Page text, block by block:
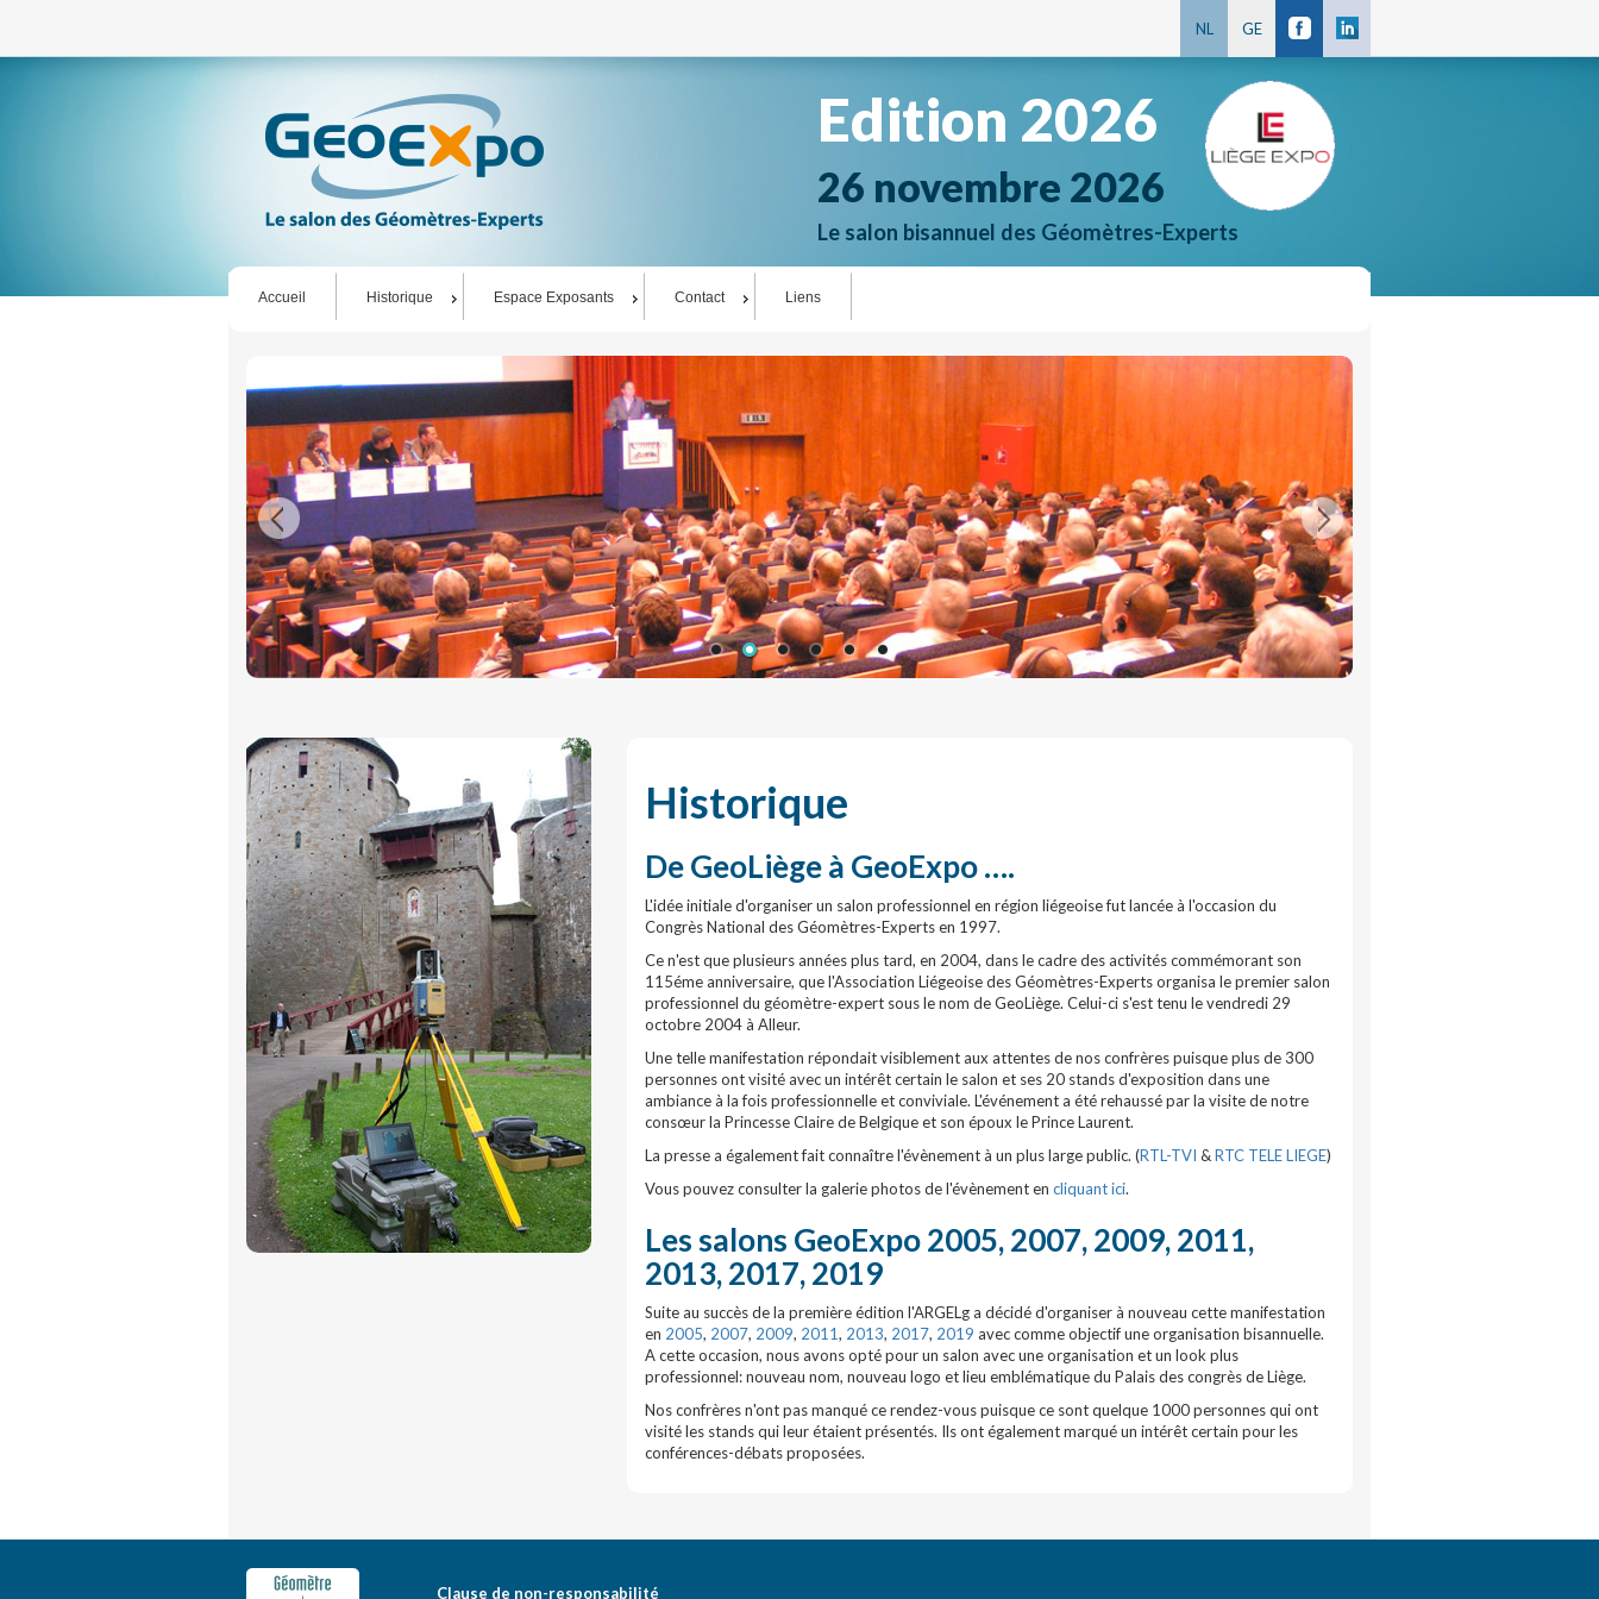
NL GE
Edition 2026
26 novembre 2026
Le salon bisannuel des Géomètres-Experts
Accueil Historique Espace Exposants Contact Liens
Historique
De GeoLiège à GeoExpo ….
L'idée initiale d'organiser un salon professionnel en région liégeoise fut lancée à l'occasion du
Congrès National des Géomètres-Experts en 1997.
Ce n'est que plusieurs années plus tard, en 2004, dans le cadre des activités commémorant son
115éme anniversaire, que l'Association Liégeoise des Géomètres-Experts organisa le premier salon
professionnel du géomètre-expert sous le nom de GeoLiège. Celui-ci s'est tenu le vendredi 29
octobre 2004 à Alleur.
Une telle manifestation répondait visiblement aux attentes de nos confrères puisque plus de 300
personnes ont visité avec un intérêt certain le salon et ses 20 stands d'exposition dans une
ambiance à la fois professionnelle et conviviale. L'événement a été rehaussé par la visite de notre
consœur la Princesse Claire de Belgique et son époux le Prince Laurent.
La presse a également fait connaître l'évènement à un plus large public. (RTL-TVI &RTC TELE LIEGE)
Vous pouvez consulter la galerie photos de l'évènement en cliquant ici.
Les salons GeoExpo 2005, 2007, 2009, 2011,
2013, 2017, 2019
Suite au succès de la première édition l'ARGELg a décidé d'organiser à nouveau cette manifestation
en 2005, 2007, 2009, 2011, 2013, 2017, 2019 avec comme objectif une organisation bisannuelle.
A cette occasion, nous avons opté pour un salon avec une organisation et un look plus
professionnel: nouveau nom, nouveau logo et lieu emblématique du Palais des congrès de Liège.
Nos confrères n'ont pas manqué ce rendez-vous puisque ce sont quelque 1000 personnes qui ont
visité les stands qui leur étaient présentés. Ils ont également marqué un intérêt certain pour les
conférences-débats proposées.
Clause de non-responsabilité